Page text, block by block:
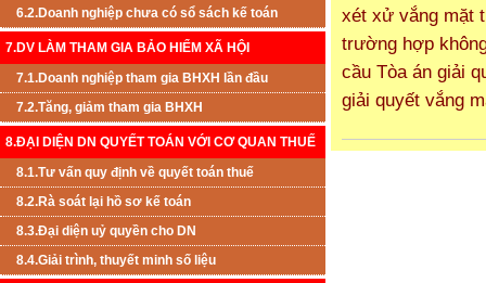
6.2.Doanh nghiệp chưa có sổ sách kế toán
7.DV LÀM THAM GIA BẢO HIỂM XÃ HỘI
7.1.Doanh nghiệp tham gia BHXH lần đầu
7.2.Tăng, giảm tham gia BHXH
8.ĐẠI DIỆN DN QUYẾT TOÁN VỚI CƠ QUAN THUẾ
8.1.Tư vấn quy định về quyết toán thuế
8.2.Rà soát lại hồ sơ kế toán
8.3.Đại diện uỷ quyền cho DN
8.4.Giải trình, thuyết minh số liệu
xét xử vắng mặt
trường hợp
cầu Tòa án giải
giải quyết vắng